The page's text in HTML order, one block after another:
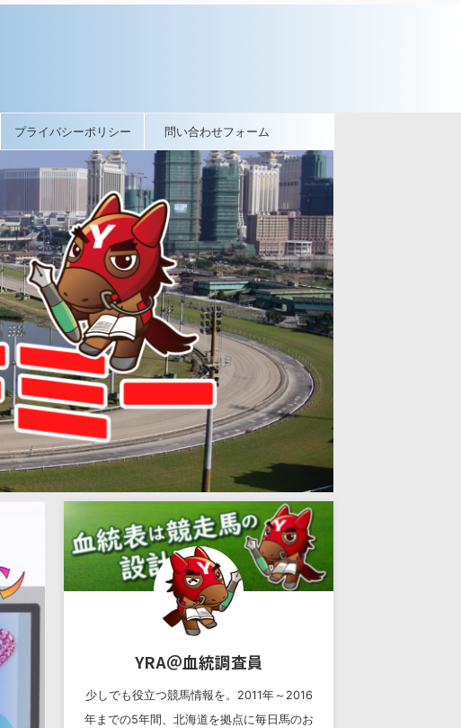
プライバシーポリシー 問い合わせフォーム
YRA＠血統調査員
少しでも役立つ競馬情報を。2011年～2016
年までの5年間、北海道を拠点に毎日馬のお